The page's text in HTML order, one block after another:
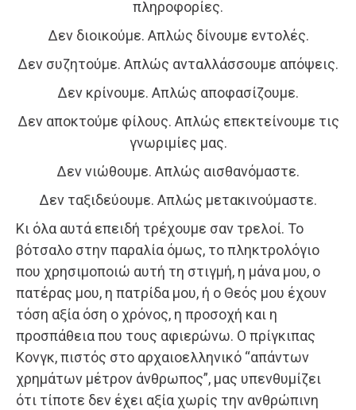
πληροφορίες.
Δεν διοικούμε. Απλώς δίνουμε εντολές.
Δεν συζητούμε. Απλώς ανταλλάσσουμε απόψεις.
Δεν κρίνουμε. Απλώς αποφασίζουμε.
Δεν αποκτούμε φίλους. Απλώς επεκτείνουμε τις
γνωριμίες μας.
Δεν νιώθουμε. Απλώς αισθανόμαστε.
Δεν ταξιδεύουμε. Απλώς μετακινούμαστε.
Κι όλα αυτά επειδή τρέχουμε σαν τρελοί. Το
βότσαλο στην παραλία όμως, το πληκτρολόγιο
που χρησιμοποιώ αυτή τη στιγμή, η μάνα μου, ο
πατέρας μου, η πατρίδα μου, ή ο Θεός μου έχουν
τόση αξία όση ο χρόνος, η προσοχή και η
προσπάθεια που τους αφιερώνω. Ο πρίγκιπας
Κονγκ, πιστός στο αρχαιοελληνικό “απάντων
χρημάτων μέτρον άνθρωπος”, μας υπενθυμίζει
ότι τίποτε δεν έχει αξία χωρίς την ανθρώπινη